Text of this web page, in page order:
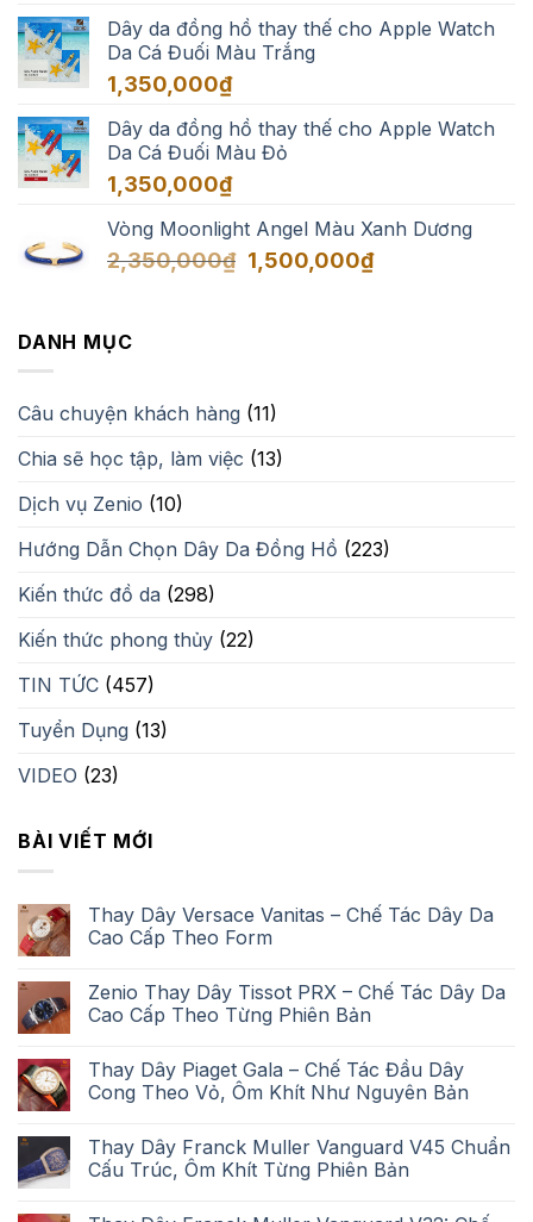
từ
Dây da đồng hồ thay thế cho Apple Watch
Da Cá Đuối Màu Trắng
1,350,000₫
Dây da đồng hồ thay thế cho Apple Watch
Da Cá Đuối Màu Đỏ
1,350,000₫
Vòng Moonlight Angel Màu Xanh Dương
2,350,000₫ Giá
1,500,000₫Giá
DANH MỤC
Câu chuyện khách hàng (11)
Chia sẽ học tập, làm việc (13)
Dịch vụ Zenio (10)
Hướng Dẫn Chọn Dây Da Đồng Hồ (223)
Kiến thức đồ da (298)
Kiến thức phong thủy (22)
TIN TỨC (457)
Tuyển Dụng (13)
VIDEO (23)
BÀI VIẾT MỚI
Thay Dây Versace Vanitas – Chế Tác Dây Da
Cao Cấp Theo Form
Zenio Thay Dây Tissot PRX – Chế Tác Dây Da
Cao Cấp Theo Từng Phiên Bản
Thay Dây Piaget Gala – Chế Tác Đầu Dây
Cong Theo Vỏ, Ôm Khít Như Nguyên Bản
Thay Dây Franck Muller Vanguard V45 Chuẩn
Cấu Trúc, Ôm Khít Từng Phiên Bản